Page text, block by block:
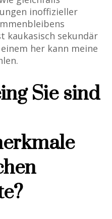
inoffizieller
kaukasisch sekundär
her kann meine
Sie sind